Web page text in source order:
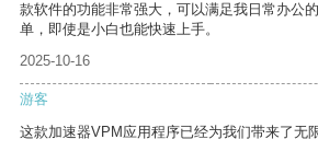
款软件的功能非常强大，可以满足我日常办公
单，即使是小白也能快速上手。
2025-10-16
游客
这款加速器VPM应用程序已经为我们带来了无